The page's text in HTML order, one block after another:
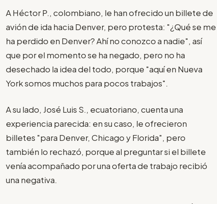
A Héctor P., colombiano, le han ofrecido un billete de
avión de ida hacia Denver, pero protesta: "¿Qué se me
ha perdido en Denver? Ahí no conozco a nadie", así
que por el momento se ha negado, pero no ha
desechado la idea del todo, porque "aquí en Nueva
York somos muchos para pocos trabajos".
A su lado, José Luis S., ecuatoriano, cuenta una
experiencia parecida: en su caso, le ofrecieron
billetes "para Denver, Chicago y Florida", pero
también lo rechazó, porque al preguntar si el billete
venía acompañado por una oferta de trabajo recibió
una negativa.